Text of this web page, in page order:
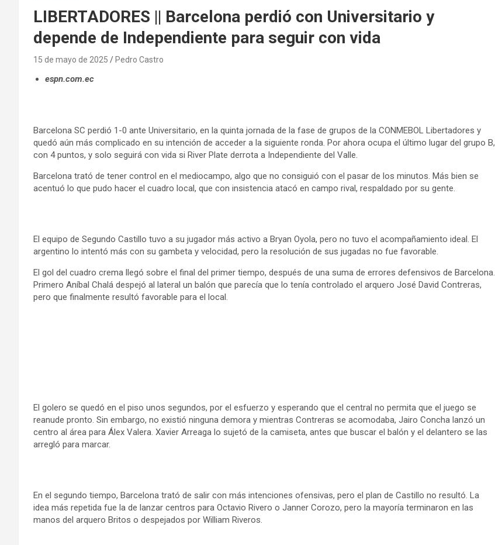
LIBERTADORES || Barcelona perdió con Universitario y
depende de Independiente para seguir con vida
15 de mayo de 2025 Pedro Castro
espn.com.ec
Barcelona SC perdió 1-0 ante Universitario, en la quinta jornada de la fase de grupos de la CONMEBOL Libertadores y
quedó aún más complicado en su intención de acceder a la siguiente ronda. Por ahora ocupa el último lugar del grupo B,
con 4 puntos, y solo seguirá con vida si River Plate derrota a Independiente del Valle.
Barcelona trató de tener control en el mediocampo, algo que no consiguió con el pasar de los minutos. Más bien se
acentuó lo que pudo hacer el cuadro local, que con insistencia atacó en campo rival, respaldado por su gente.
El equipo de Segundo Castillo tuvo a su jugador más activo a Bryan Oyola, pero no tuvo el acompañamiento ideal. El
argentino lo intentó más con su gambeta y velocidad, pero la resolución de sus jugadas no fue favorable.
El gol del cuadro crema llegó sobre el final del primer tiempo, después de una suma de errores defensivos de Barcelona.
Primero Aníbal Chalá despejó al lateral un balón que parecía que lo tenía controlado el arquero José David Contreras,
pero que finalmente resultó favorable para el local.
El golero se quedó en el piso unos segundos, por el esfuerzo y esperando que el central no permita que el juego se
reanude pronto. Sin embargo, no existió ninguna demora y mientras Contreras se acomodaba, Jairo Concha lanzó un
centro al área para Álex Valera. Xavier Arreaga lo sujetó de la camiseta, antes que buscar el balón y el delantero se las
arregló para marcar.
En el segundo tiempo, Barcelona trató de salir con más intenciones ofensivas, pero el plan de Castillo no resultó. La
idea más repetida fue la de lanzar centros para Octavio Rivero o Janner Corozo, pero la mayoría terminaron en las
manos del arquero Britos o despejados por William Riveros.